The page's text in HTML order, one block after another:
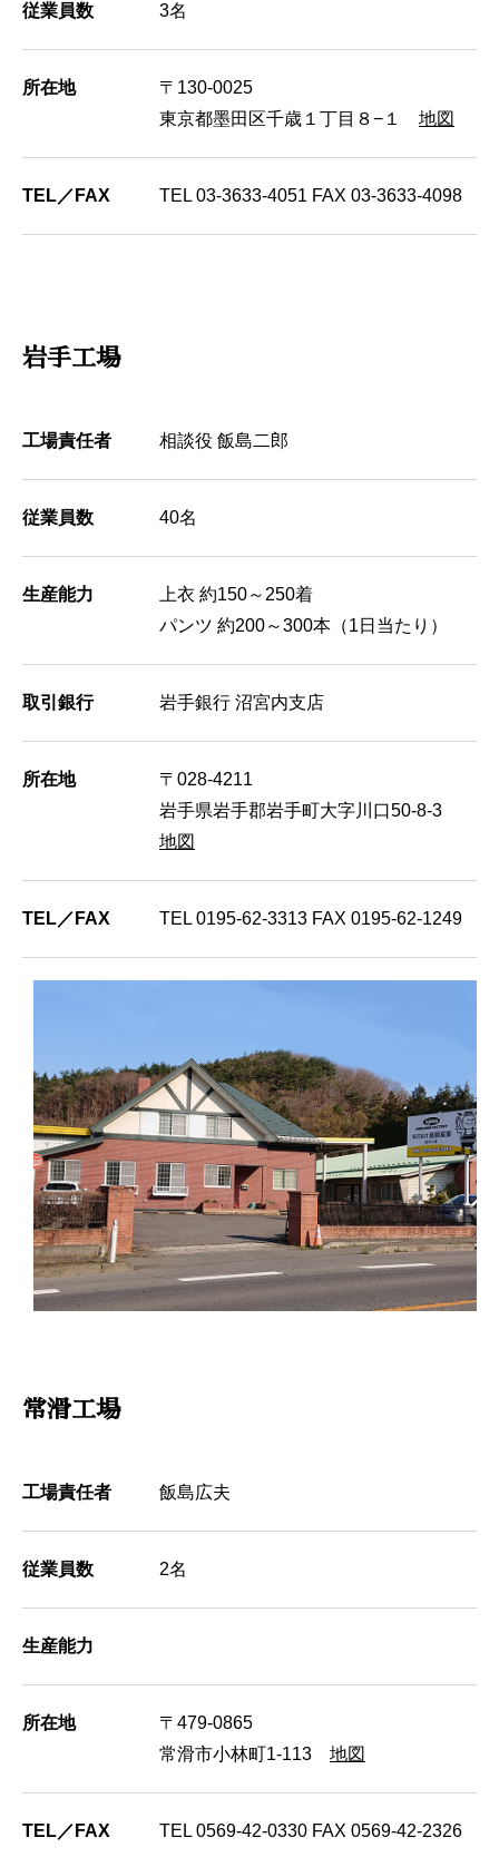
従業員数 3名
所在地
〒130-0025
東京都墨田区千歳１丁目８−１ 地図
TEL／FAX TEL 03-3633-4051 FAX 03-3633-4098
岩手工場
工場責任者 相談役 飯島二郎
従業員数 40名
生産能力
上衣 約150～250着
パンツ 約200～300本（1日当たり）
取引銀行 岩手銀行 沼宮内支店
所在地
〒028-4211
岩手県岩手郡岩手町大字川口50-8-3
地図
TEL／FAX TEL 0195-62-3313 FAX 0195-62-1249
常滑工場
工場責任者 飯島広夫
従業員数 2名
生産能力
所在地
〒479-0865
常滑市小林町1-113 地図
TEL／FAX TEL 0569-42-0330 FAX 0569-42-2326